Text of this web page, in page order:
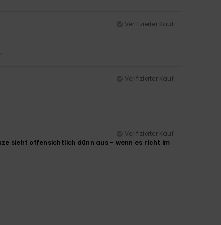
Verifizierter Kauf
Verifizierter Kauf
Verifizierter Kauf
sieht offensichtlich dünn aus – wenn es nicht im